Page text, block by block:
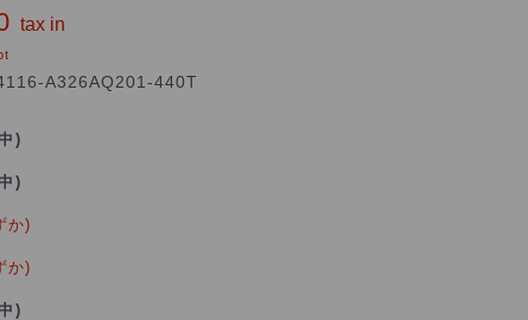
tax in
A326AQ201-440T
)
)
か)
か)
)